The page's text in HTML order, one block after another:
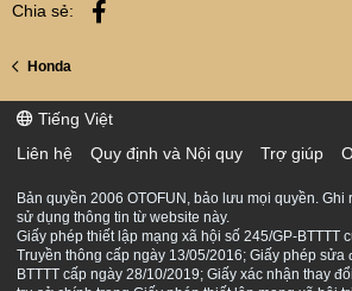
Chia sẻ:
Honda
Tiếng Việt
Liên hệ
Quy định và Nội quy Trợ giúp
Bản quyền 2006 OTOFUN, bảo lưu mọi quyền. Ghi
sử dụng thông tin từ website này.
Giấy phép thiết lập mạng xã hội số 245/GP-BTTTT
Truyền thông cấp ngày 13/05/2016; Giấy phép sửa
BTTTT cấp ngày 28/10/2019; Giấy xác nhận thay